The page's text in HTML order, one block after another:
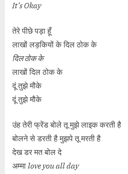
It’s Okay
तेरे पीछे पड़ा हूँ
लाखों लड़कियों के दिल ठोक के
दिल ठोक के
लाखों दिल ठोक के
दूं तुझे मौके
दूं तुझे मौके
उंह तेरी फ्रेंड बोले तू मुझे लाइक करती है
बोलने से डरती है मुझपे तू मरती है
देख डर मत बोल दे
अम्मा love you all day